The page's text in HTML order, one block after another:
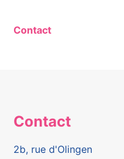
Contact
Contact
2b, rue d'Olingen